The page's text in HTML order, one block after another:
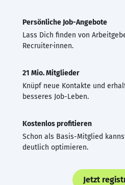
Persönliche Job-Angebote
Lass Dich finden von
Recruiter·innen.
21 Mio. Mitglieder
Knüpf neue Kontakte und
besseres Job-Leben.
Kostenlos profitieren
Schon als Basis-Mitglied
deutlich optimieren.
Jetzt